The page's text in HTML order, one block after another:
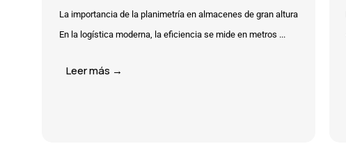
La importancia de la planimetría en almacenes de gran altura
En la logística moderna, la eficiencia se mide en metros ...
Leer más →